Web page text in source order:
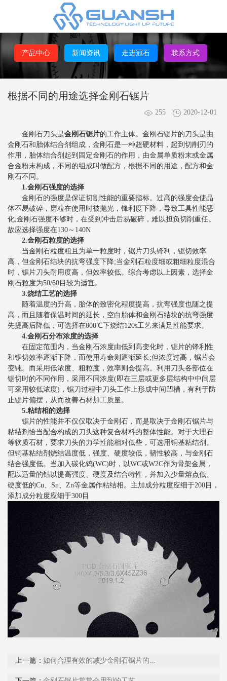
产品中心 新闻资讯 走进冠石 联系方式
根据不同的用途选择金刚石锯片
255 2020-12-01
金刚石刀头是金刚石锯片的工作主体。金刚石锯片的刀头是由
金刚石和胎体结合剂组成，金刚石是一种超硬材料，起到切削刃的
作用，胎体结合剂起到固定金刚石的作用，由金属单质粉末或金属
合金粉末构成，不同的组成叫做配方，根据不同的用途，配方和金
刚石不同。
1.金刚石强度的选择
金刚石的强度是保证切割性能的重要指标。过高的强度会使晶
体不易破碎，磨粒在使用时被抛光，锋利度下降，导致工具性能恶
化;金刚石强度不够时，在受到冲击后易破碎，难以担负切削重任。
故应选择强度在130～140N
2.金刚石粒度的选择
当金刚石粒度粗且为单一粒度时，锯片刀头锋利，锯切效率
高，但金刚石结块的抗弯强度下降;当金刚石粒度细或粗细粒度混合
时，锯片刀头耐用度高，但效率较低。综合考虑以上因素，选择金
刚石粒度为50/60目较为适宜。
3.烧结工艺的选择
随着温度的升高，胎体的致密化程度提高，抗弯强度也随之提
高，而且随着保温时间的延长，空白胎体和金刚石结块的抗弯强度
先提高后降低，可选择在800℃下烧结120s工艺来满足性能要求。
4.金刚石分布浓度的选择
在固定范围内，当金刚石浓度由低到高变化时，锯片的锋利性
和锯切效率逐渐下降，而使用寿命则逐渐延长;但浓度过高，锯片会
变钝。而采用低浓度、粗粒度，效率则会提高。利用刀头各部位在
锯切时的不同作用，采用不同浓度(即在三层或更多层结构中中间层
可采用较低浓度)，锯刀过程中刀头工作上形成中间凹槽，有利于防
止锯片偏摆，从而改善石材加工质量。
5.粘结相的选择
锯片的性能并不仅仅取决于金刚石，而是取决于金刚石锯片与
粘结剂恰当配合构成的刀头这种复合材料的整体性能。对于大理石
等软质石材，要求刀头的力学性能相对低些，可选用铜基粘结剂。
但铜基粘结剂烧结温度低，强度、硬度较低，韧性较高，与金刚石
结合强度低。当加入碳化钨(WC)时，以WC或W2C作为骨架金属，
配以适量的钴以提高强度、硬度及结合特性，并加入少量熔点低、
硬度低的Cu、Sn、Zn等金属作粘结相。主加成分粒度应细于200目，
添加成分粒度应细于300目
上一篇：如何合理有效的减少金刚石锯片的...